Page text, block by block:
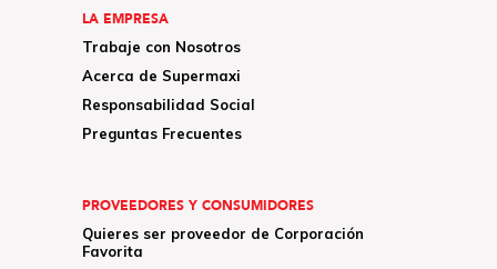
LA EMPRESA
Trabaje con Nosotros
Acerca de Supermaxi
Responsabilidad Social
Preguntas Frecuentes
PROVEEDORES Y CONSUMIDORES
Quieres ser proveedor de Corporación
Favorita